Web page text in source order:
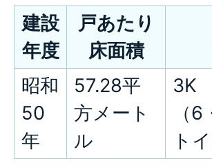
建設
年度
戸あたり
床面積
昭和
50
年
57.28平
方メート
ル
3K
（
ト